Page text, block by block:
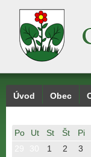
Úvod Obec
Po Ut St Št Pi
1 2 3